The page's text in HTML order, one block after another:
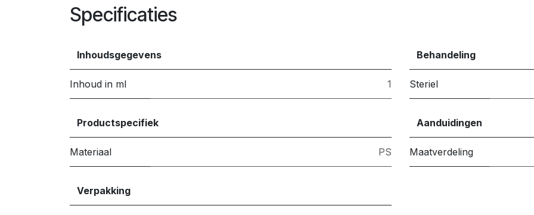
Specificaties
Inhoudsgegevens
Inhoud in ml 1
Behandeling
Steriel
Productspecifiek
Materiaal PS
Aanduidingen
Maatverdeling
Verpakking